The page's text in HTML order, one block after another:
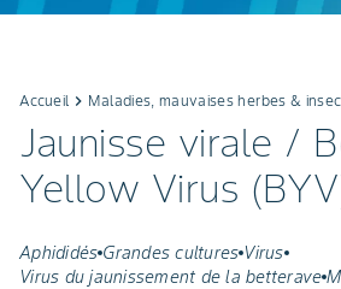
Accueil keyboard_arrow_right Maladies, mauvaises herbes &
Jaunisse virale /
Yellow Virus
Aphididés Grandes cultures Virus
Virus du jaunissement de la betterave